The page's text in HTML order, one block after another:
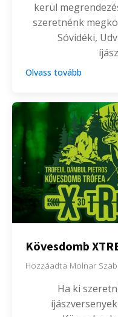
kerül
szeretnénk
Sóvidéki,
Olvass tovább
Kövesdomb
Hozzáadta Molnar
Ha ki